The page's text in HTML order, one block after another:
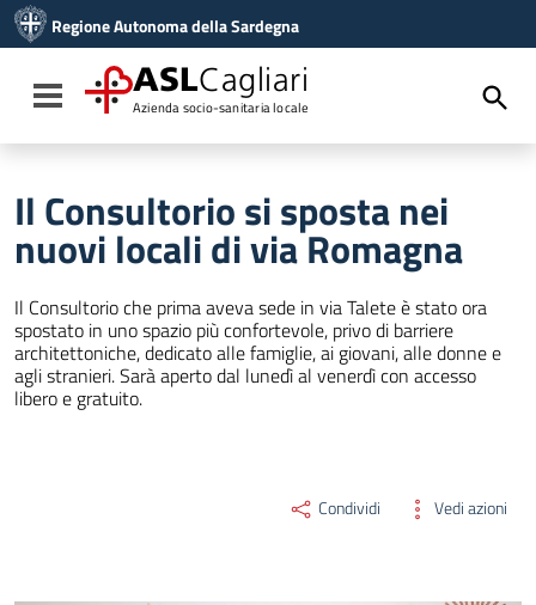
Vai al menu di navigazione
Vai al footer
Regione Autonoma della Sardegna
Toggle navigation
ASLCagliari
Azienda socio-sanitaria locale
Il Consultorio si sposta nei
nuovi locali di via Romagna
Il Consultorio che prima aveva sede in via Talete è stato ora
spostato in uno spazio più confortevole, privo di barriere
architettoniche, dedicato alle famiglie, ai giovani, alle donne e
agli stranieri. Sarà aperto dal lunedì al venerdì con accesso
libero e gratuito.
Condividi Vedi azioni